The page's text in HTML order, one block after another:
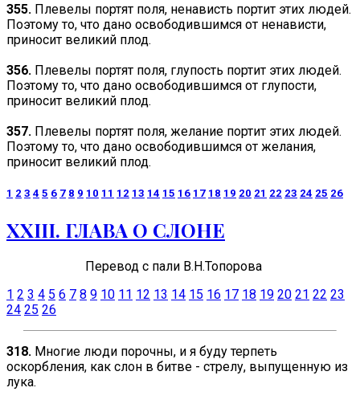
355. Плевелы портят поля, ненависть портит этих людей.
Поэтому то, что дано освободившимся от ненависти,
приносит великий плод.
356. Плевелы портят поля, глупость портит этих людей.
Поэтому то, что дано освободившимся от глупости,
приносит великий плод.
357. Плевелы портят поля, желание портит этих людей.
Поэтому то, что дано освободившимся от желания,
приносит великий плод.
1 2 3 4 5 6 7 8 9 10 11 12 13 14 15 16 17 18 19 20 21 22 23 24 25 26
ХХIII. ГЛАВА О СЛОНЕ
Перевод с пали В.Н.Топорова
1 2 3 4 5 6 7 8 9 10 11 12 13 14 15 16 17 18 19 20 21 22 23
24 25 26
318. Многие люди порочны, и я буду терпеть
оскорбления, как слон в битве - стрелу, выпущенную из
лука.